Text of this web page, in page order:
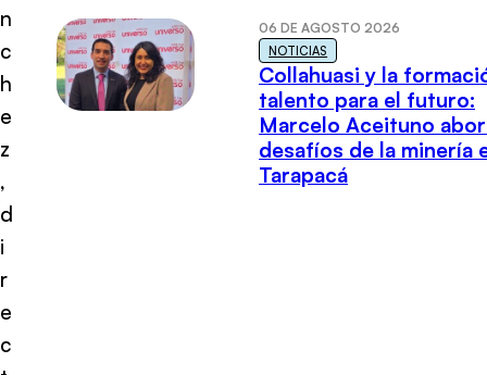
n
c
h
e
z
,
d
i
r
e
c
06 DE AGOSTO 2026
NOTICIAS
Collahuasi y la
talento para el futuro:
Marcelo Aceituno
desafíos de la minería
Tarapacá